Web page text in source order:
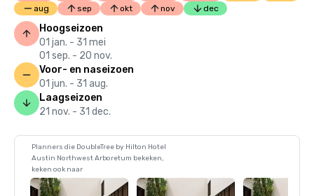
aug
sep okt nov dec
Hoogseizoen
01 jan. - 31 mei
01 sep. - 20 nov.
Voor- en naseizoen
01 jun. - 31 aug.
Laagseizoen
21 nov. - 31 dec.
Planners die DoubleTree by Hilton Hotel
Austin Northwest Arboretum bekeken,
keken ook naar